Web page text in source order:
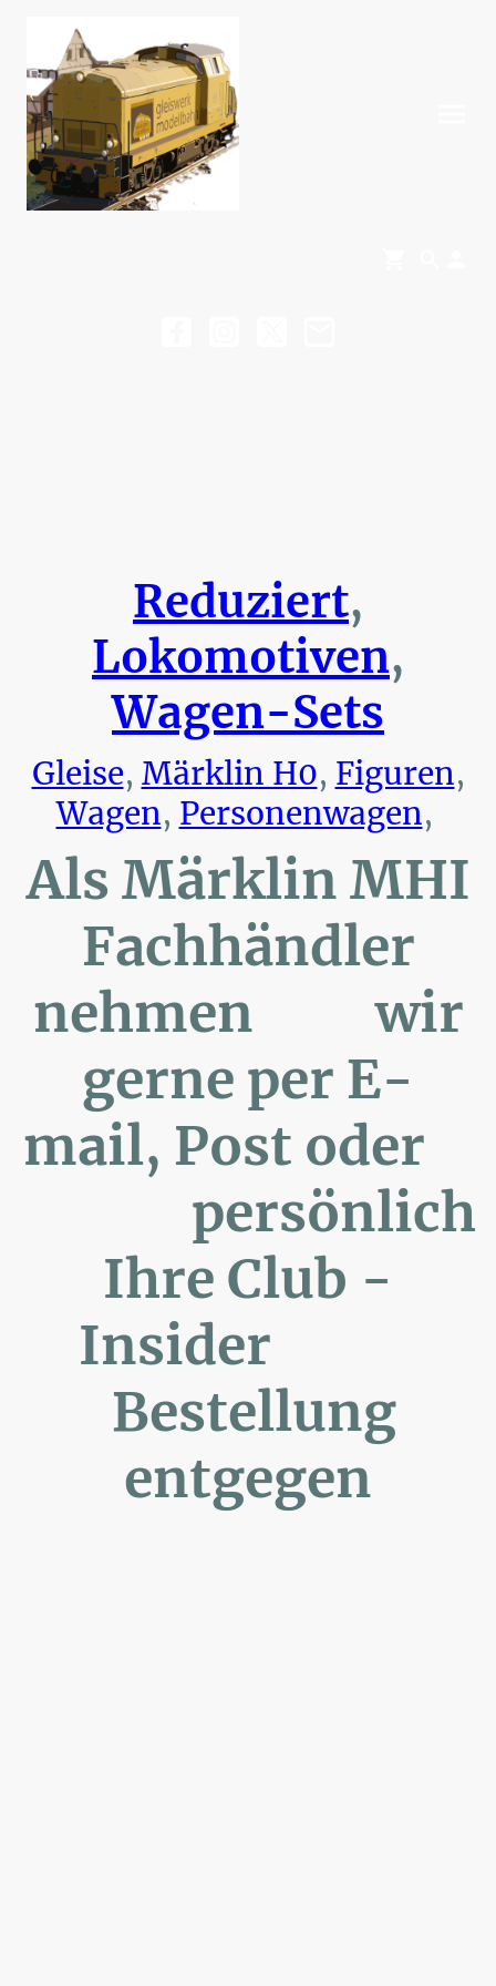
Reduziert,
Lokomotiven,
Wagen-Sets
Gleise, Märklin H0, Figuren,
Wagen, Personenwagen,
Als Märklin MHI
Fachhändler
nehmen wir
gerne per E-
mail, Post oder
persönlich
Ihre Club -
Insider
Bestellung
entgegen